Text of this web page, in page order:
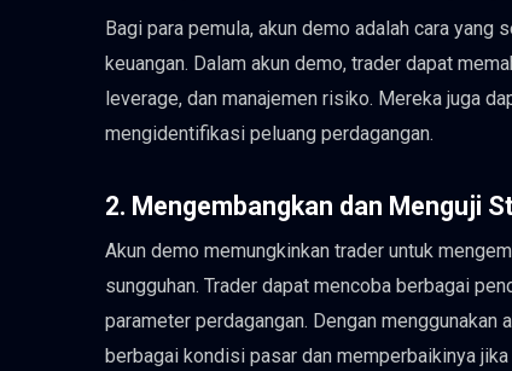
Bagi para pemula, akun demo adalah cara
keuangan. Dalam akun demo, trader dapat
leverage, dan manajemen risiko. Mereka juga
mengidentifikasi peluang perdagangan.
2. Mengembangkan dan Menguji
Akun demo memungkinkan trader untuk
sungguhan. Trader dapat mencoba berbagai
parameter perdagangan. Dengan
berbagai kondisi pasar dan memperbaikinya jika